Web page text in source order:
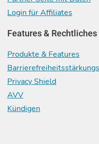
Login für Affiliates
Features & Rechtliches
Produkte & Features
Privacy Shield
AVV
Kündigen